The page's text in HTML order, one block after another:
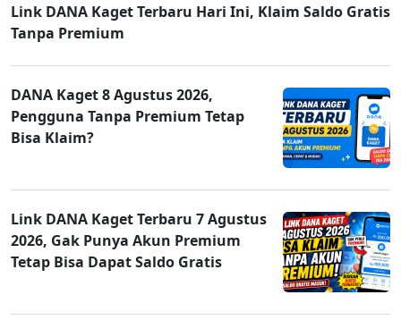
Link DANA Kaget Terbaru Hari Ini, Klaim Saldo Gratis
Tanpa Premium
DANA Kaget 8 Agustus 2026,
Pengguna Tanpa Premium Tetap
Bisa Klaim?
Link DANA Kaget Terbaru 7 Agustus
2026, Gak Punya Akun Premium
Tetap Bisa Dapat Saldo Gratis